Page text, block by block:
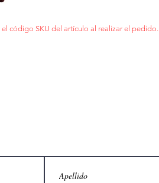
código SKU del artículo al realizar el pedido.